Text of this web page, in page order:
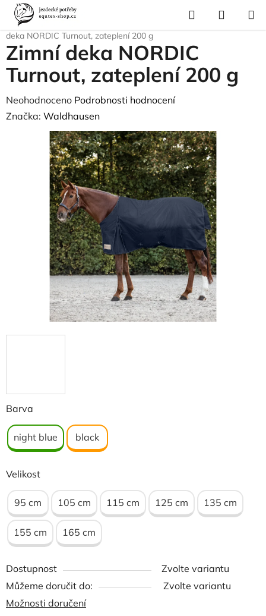
Přejít
obsah
Hledat
KOŠÍK
Domů
Pro koně
deka NORDIC Turnout, zateplení 200 g
Barva
night blue black
Velikost
95 cm 105 cm 115 cm 125 cm 135 cm
155 cm 165 cm
Dostupnost
Zvolte variantu
Můžeme doručit do:
Zvolte variantu
Možnosti doručení
Zimní deka NORDIC
Turnout, zateplení 200 g
Průměrné
hodnocení
hvězdiček.
Neohodnoceno Podrobnosti hodnocení
Značka: Waldhausen